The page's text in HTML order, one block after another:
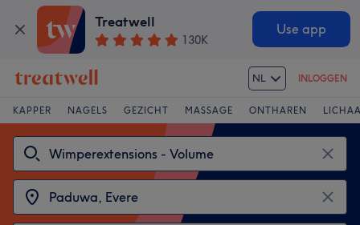
Treatwell
130K
Use app
NL INLOGGEN
KAPPER NAGELS GEZICHT MASSAGE ONTHAREN